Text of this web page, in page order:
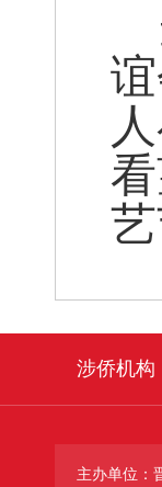
涉侨机构
主办单位：